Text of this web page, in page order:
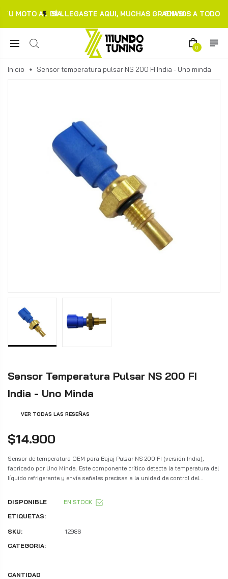
TU MOTO AL DÍA.SI LLEGASTE AQUI, MUCHAS GRACIAS!ENVIOS A TODO
0
Inicio Sensor temperatura pulsar NS 200 FI India - Uno minda
Sensor Temperatura Pulsar NS 200 FI
India - Uno Minda
VER TODAS LAS RESEÑAS
$14.900
Sensor de temperatura OEM para Bajaj Pulsar NS 200 FI (versión India),
fabricado por Uno Minda. Este componente crítico detecta la temperatura del
líquido refrigerante y envía señales precisas a la unidad de control del...
DISPONIBLE EN STOCK
ETIQUETAS:
SKU:
12986
CATEGORIA:
CANTIDAD